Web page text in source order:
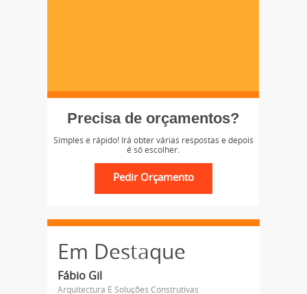
Precisa de orçamentos?
Simples e rápido! Irá obter várias respostas e depois
é só escolher.
Em Destaque
Fábio Gil
Arquitectura E Soluções Construtivas